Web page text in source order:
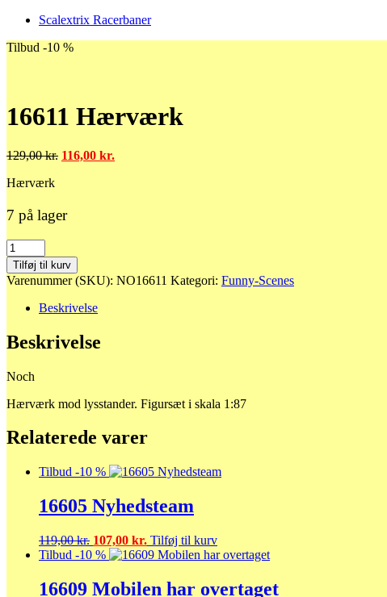
Scalextrix Racerbaner
Tilbud -10 %
16611 Hærværk
129,00kr. Den
129,00 kr..
116,00 kr.
Hærværk
7 på lager
16611
Hærværk
antal
Tilføj til kurv
Varenummer (SKU): NO16611 Kategori: Funny-Scenes
Beskrivelse
Beskrivelse
Noch
Hærværk mod lysstander. Figursæt i skala 1:87
Relaterede varer
Tilbud -10 %
16605 Nyhedsteam
119,00kr. Den
oprindelige
var:
107,00 kr. Den
aktuelle
Tilføj til kurv
Tilbud -10 %
16609 Mobilen har overtaget